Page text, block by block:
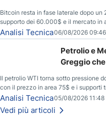
Bitcoin resta in fase laterale dopo
supporto dei 60.000$ e il mercato in
USA ed elezioni di medio termine.
Analisi Tecnica06/08/2026
Petrolio e
Greggio
Il petrolio WTI torna sotto pressione
con il prezzo in area 75$ e i
ribasso potrà estendersi verso quota
Analisi Tecnica05/08/2026 11:48
Vedi più articoli